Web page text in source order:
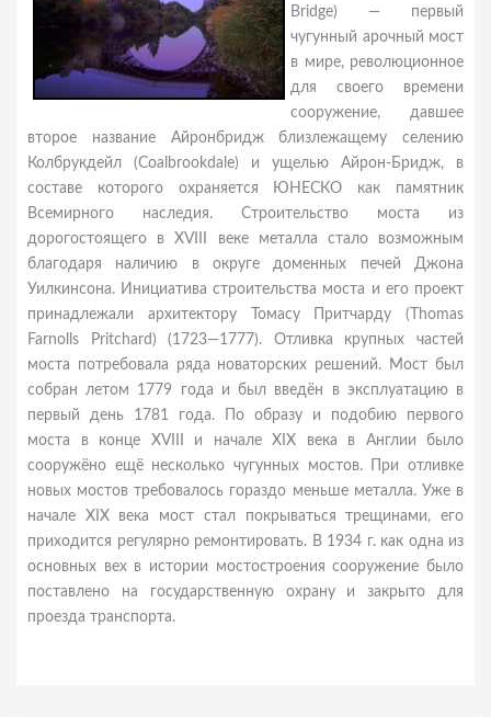
Bridge) — первый
чугунный арочный мост
в мире, революционное
для своего времени
сооружение, давшее
второе название Айронбридж близлежащему селению
Колбрукдейл (Coalbrookdale) и ущелью Айрон-Бридж, в
составе которого охраняется ЮНЕСКО как памятник
Всемирного наследия. Строительство моста из
дорогостоящего в XVIII веке металла стало возможным
благодаря наличию в округе доменных печей Джона
Уилкинсона. Инициатива строительства моста и его проект
принадлежали архитектору Томасу Притчарду (Thomas
Farnolls Pritchard) (1723—1777). Отливка крупных частей
моста потребовала ряда новаторских решений. Мост был
собран летом 1779 года и был введён в эксплуатацию в
первый день 1781 года. По образу и подобию первого
моста в конце XVIII и начале XIX века в Англии было
сооружёно ещё несколько чугунных мостов. При отливке
новых мостов требовалось гораздо меньше металла. Уже в
начале XIX века мост стал покрываться трещинами, его
приходится регулярно ремонтировать. В 1934 г. как одна из
основных вех в истории мостостроения сооружение было
поставлено на государственную охрану и закрыто для
проезда транспорта.